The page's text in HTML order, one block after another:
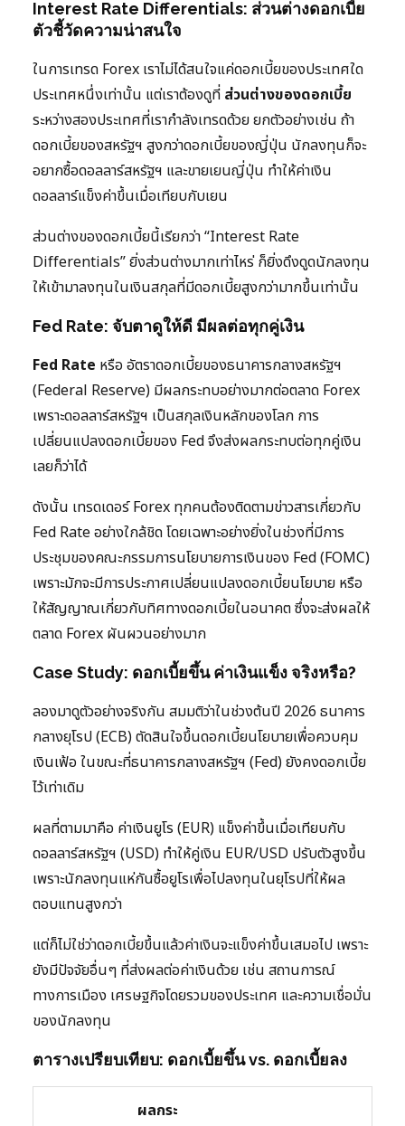
Interest Rate Differentials: ส่วนต่างดอกเบี้ย
ตัวชี้วัดความน่าสนใจ
ในการเทรด Forex เราไม่ได้สนใจแค่ดอกเบี้ยของประเทศใด
ประเทศหนึ่งเท่านั้น แต่เราต้องดูที่ ส่วนต่างของดอกเบี้ย
ระหว่างสองประเทศที่เรากำลังเทรดด้วย ยกตัวอย่างเช่น ถ้า
ดอกเบี้ยของสหรัฐฯ สูงกว่าดอกเบี้ยของญี่ปุ่น นักลงทุนก็จะ
อยากซื้อดอลลาร์สหรัฐฯ และขายเยนญี่ปุ่น ทำให้ค่าเงิน
ดอลลาร์แข็งค่าขึ้นเมื่อเทียบกับเยน
ส่วนต่างของดอกเบี้ยนี้เรียกว่า “Interest Rate
Differentials” ยิ่งส่วนต่างมากเท่าไหร่ ก็ยิ่งดึงดูดนักลงทุน
ให้เข้ามาลงทุนในเงินสกุลที่มีดอกเบี้ยสูงกว่ามากขึ้นเท่านั้น
Fed Rate: จับตาดูให้ดี มีผลต่อทุกคู่เงิน
Fed Rate หรือ อัตราดอกเบี้ยของธนาคารกลางสหรัฐฯ
(Federal Reserve) มีผลกระทบอย่างมากต่อตลาด Forex
เพราะดอลลาร์สหรัฐฯ เป็นสกุลเงินหลักของโลก การ
เปลี่ยนแปลงดอกเบี้ยของ Fed จึงส่งผลกระทบต่อทุกคู่เงิน
เลยก็ว่าได้
ดังนั้น เทรดเดอร์ Forex ทุกคนต้องติดตามข่าวสารเกี่ยวกับ
Fed Rate อย่างใกล้ชิด โดยเฉพาะอย่างยิ่งในช่วงที่มีการ
ประชุมของคณะกรรมการนโยบายการเงินของ Fed (FOMC)
เพราะมักจะมีการประกาศเปลี่ยนแปลงดอกเบี้ยนโยบาย หรือ
ให้สัญญาณเกี่ยวกับทิศทางดอกเบี้ยในอนาคต ซึ่งจะส่งผลให้
ตลาด Forex ผันผวนอย่างมาก
Case Study: ดอกเบี้ยขึ้น ค่าเงินแข็ง จริงหรือ?
ลองมาดูตัวอย่างจริงกัน สมมติว่าในช่วงต้นปี 2026 ธนาคาร
กลางยุโรป (ECB) ตัดสินใจขึ้นดอกเบี้ยนโยบายเพื่อควบคุม
เงินเฟ้อ ในขณะที่ธนาคารกลางสหรัฐฯ (Fed) ยังคงดอกเบี้ย
ไว้เท่าเดิม
ผลที่ตามมาคือ ค่าเงินยูโร (EUR) แข็งค่าขึ้นเมื่อเทียบกับ
ดอลลาร์สหรัฐฯ (USD) ทำให้คู่เงิน EUR/USD ปรับตัวสูงขึ้น
เพราะนักลงทุนแห่กันซื้อยูโรเพื่อไปลงทุนในยุโรปที่ให้ผล
ตอบแทนสูงกว่า
แต่ก็ไม่ใช่ว่าดอกเบี้ยขึ้นแล้วค่าเงินจะแข็งค่าขึ้นเสมอไป เพราะ
ยังมีปัจจัยอื่นๆ ที่ส่งผลต่อค่าเงินด้วย เช่น สถานการณ์
ทางการเมือง เศรษฐกิจโดยรวมของประเทศ และความเชื่อมั่น
ของนักลงทุน
ตารางเปรียบเทียบ: ดอกเบี้ยขึ้น vs. ดอกเบี้ยลง
ผลกระ